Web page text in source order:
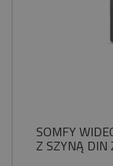
SOMFY
Z SZYNĄ DIN